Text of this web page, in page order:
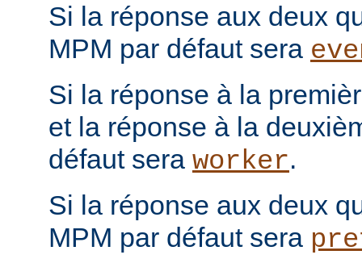
Si la réponse aux deux
MPM par défaut sera
Si la réponse à la
et la réponse à la
défaut sera worker.
Si la réponse aux deux
MPM par défaut sera